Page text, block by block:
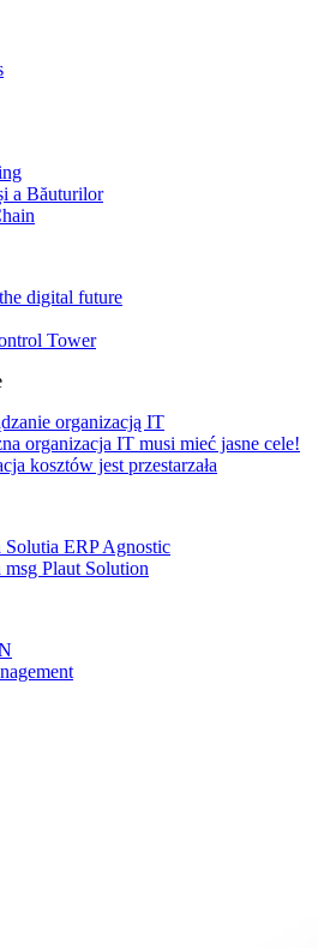
a Băuturilor
digital future
Tower
organizacją IT
organizacja IT musi mieć jasne cele!
kosztów jest przestarzała
Solutia ERP Agnostic
Plaut Solution